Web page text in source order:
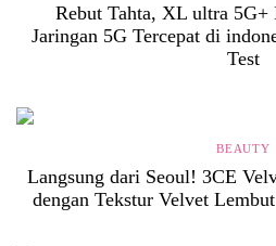
Rebut Tahta, XL ultra 5G+
Jaringan 5G Tercepat di
Test
BEAUTY
Langsung dari Seoul! 3CE
dengan Tekstur Velvet